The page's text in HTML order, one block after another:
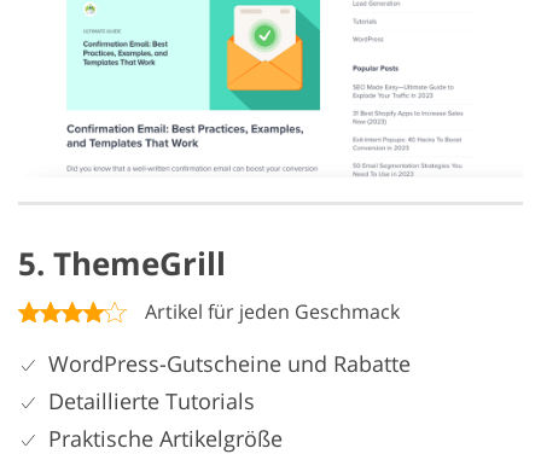
5. ThemeGrill
Artikel für jeden Geschmack
WordPress-Gutscheine und Rabatte
Detaillierte Tutorials
Praktische Artikelgröße